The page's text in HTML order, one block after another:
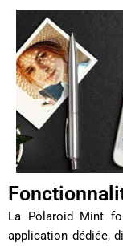
La Polaroid Mint
application dédiée,